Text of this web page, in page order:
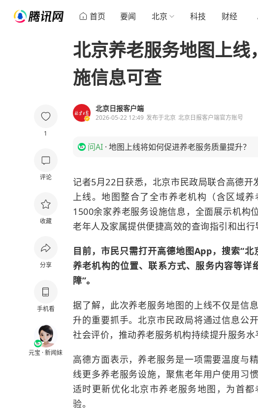
首页 要闻 北京 科技 财经
1
评论
收藏
分享
手机看
元宝 · 新闻妹
北京养老服务地图上
施信息可查
北京日报客户端
2026-05-22 12:49 发布于北京 北京日报客户端官方账号
问AI · 地图上线将如何促进养老服务质量提升？
记者5月22日获悉，北京市民政局联合高德开
上线。地图整合了全市养老机构（含区域
1500余家养老服务设施信息，全面展示机构
老年人及家属提供便捷高效的查询指引和出行
目前，市民只需打开高德地图App，搜索“
养老机构的位置、联系方式、服务内容等详
障”。
据了解，此次养老服务地图的上线不仅是信
升的重要抓手。北京市民政局将通过信息公
社会评价，推动养老服务机构持续提升服务水
高德方面表示，养老服务是一项需要温度与
线更多养老服务设施，聚焦老年用户使用习
适时更新优化北京市养老服务地图，为首
验。